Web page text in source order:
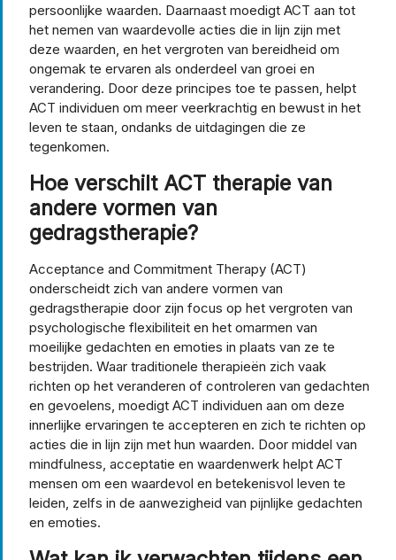
persoonlijke waarden. Daarnaast moedigt ACT aan tot
het nemen van waardevolle acties die in lijn zijn met
deze waarden, en het vergroten van bereidheid om
ongemak te ervaren als onderdeel van groei en
verandering. Door deze principes toe te passen, helpt
ACT individuen om meer veerkrachtig en bewust in het
leven te staan, ondanks de uitdagingen die ze
tegenkomen.
Hoe verschilt ACT therapie van
andere vormen van
gedragstherapie?
Acceptance and Commitment Therapy (ACT)
onderscheidt zich van andere vormen van
gedragstherapie door zijn focus op het vergroten van
psychologische flexibiliteit en het omarmen van
moeilijke gedachten en emoties in plaats van ze te
bestrijden. Waar traditionele therapieën zich vaak
richten op het veranderen of controleren van gedachten
en gevoelens, moedigt ACT individuen aan om deze
innerlijke ervaringen te accepteren en zich te richten op
acties die in lijn zijn met hun waarden. Door middel van
mindfulness, acceptatie en waardenwerk helpt ACT
mensen om een waardevol en betekenisvol leven te
leiden, zelfs in de aanwezigheid van pijnlijke gedachten
en emoties.